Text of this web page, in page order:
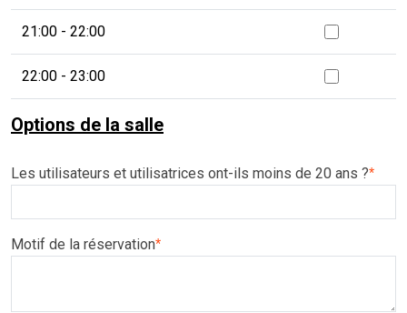
21:00 - 22:00
22:00 - 23:00
Options de la salle
Les utilisateurs et utilisatrices ont-ils moins de 20 ans ?*
Motif de la réservation*